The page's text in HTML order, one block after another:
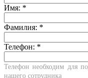
Имя: *
Фамилия: *
Телефон: *
Телефон необходим для
нашего сотрудника